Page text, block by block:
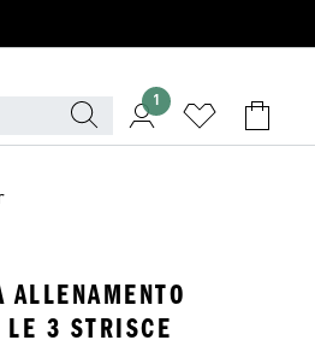
1
ALLENAMENTO
3 STRISCE